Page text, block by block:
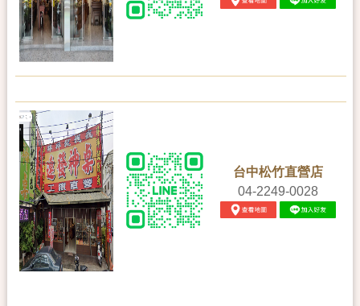
台中松竹直營店
04-2249-0028